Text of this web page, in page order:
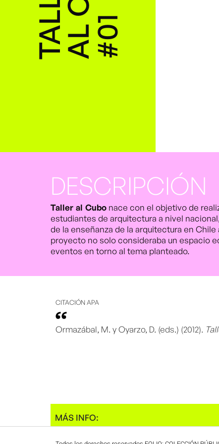
1
DESCRIPCIÓN
Taller al Cubo nace con el objetivo de
estudiantes de arquitectura a nivel
de la enseñanza de la arquitectura en
proyecto no solo consideraba un espacio
eventos en torno al tema planteado.
CITACIÓN APA
Ormazábal, M. y Oyarzo, D. (eds.) (2012).
MÁS INFO: